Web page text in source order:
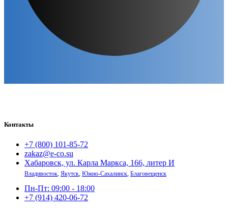
Контакты
+7 (800) 101-85-72
zakaz@e-co.su
Хабаровск, ул. Карла Маркса, 166, литер И
Владивосток, Якутск, Южно-Сахалинск, Благовещенск
Пн-Пт: 09:00 - 18:00
+7 (914) 420-06-72